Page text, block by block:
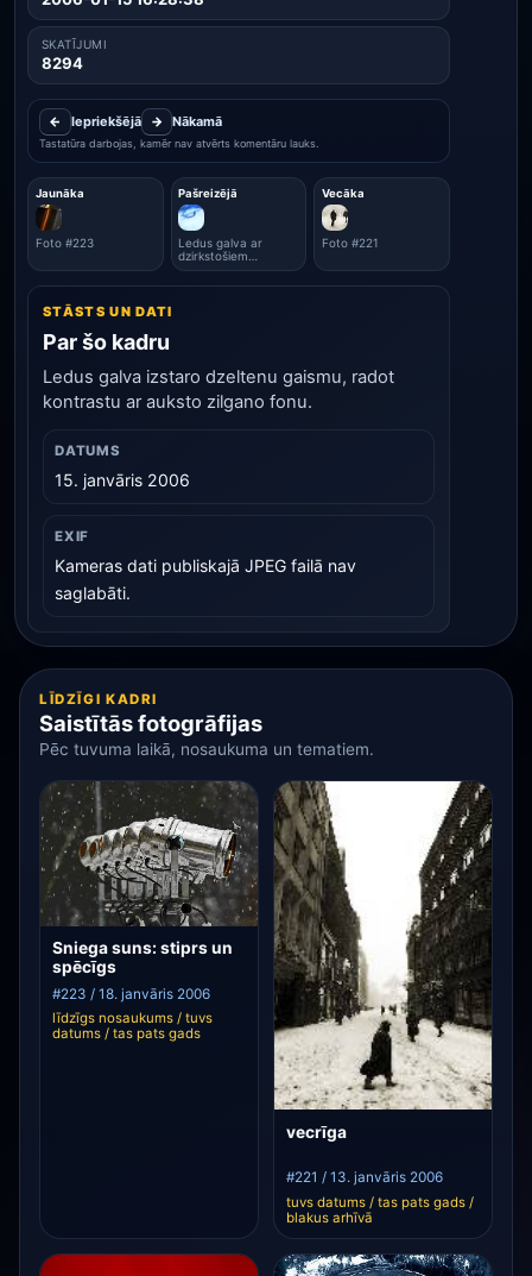
SKATĪJUMI
8294
← Iepriekšējā → Nākamā
Tastatūra darbojas, kamēr nav atvērts komentāru lauks.
Jaunāka
Foto #223
Pašreizējā
Ledus galva ar
dzirkstošiem
akcentiem
Vecāka
Foto #221
STĀSTS UN DATI
Par šo kadru
Ledus galva izstaro dzeltenu gaismu, radot
kontrastu ar auksto zilgano fonu.
DATUMS
15. janvāris 2006
EXIF
Kameras dati publiskajā JPEG failā nav
saglabāti.
LĪDZĪGI KADRI
Saistītās fotogrāfijas
Pēc tuvuma laikā, nosaukuma un tematiem.
Sniega suns: stiprs un
spēcīgs
#223 / 18. janvāris 2006
līdzīgs nosaukums / tuvs
datums / tas pats gads
vecrīga
#221 / 13. janvāris 2006
tuvs datums / tas pats gads /
blakus arhīvā